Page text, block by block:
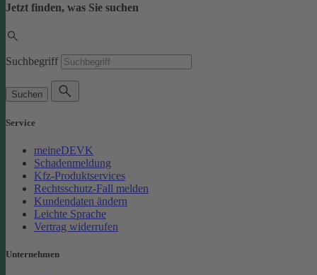
Jetzt finden, was Sie suchen
Suchbegriff
Suchen
Service
meineDEVK
Schadenmeldung
Kfz-Produktservices
Rechtsschutz-Fall melden
Kundendaten ändern
Leichte Sprache
Vertrag widerrufen
Unternehmen